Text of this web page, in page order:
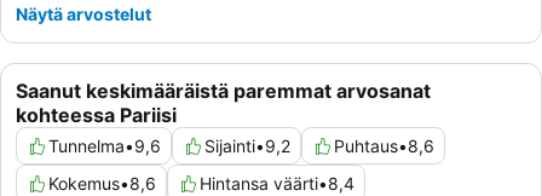
Saanut keskimääräistä paremmat arvosanat
kohteessa Pariisi
Tunnelma•9,6 Sijainti•9,2 Puhtaus•8,6
Kokemus•8,6 Hintansa väärti•8,4
Näytä arvostelut